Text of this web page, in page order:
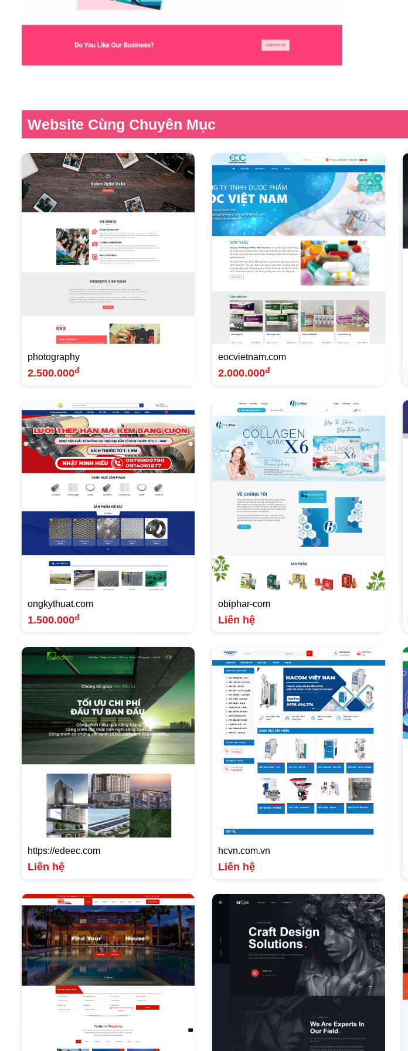
Website Cùng Chuyên Mục
photography
2.500.000đ
eocvietnam.com
2.000.000đ
ongkythuat.com
1.500.000đ
obiphar-com
Liên hệ
https://edeec.com
Liên hệ
hcvn.com.vn
Liên hệ